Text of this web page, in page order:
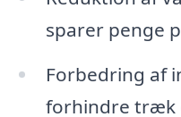
sparer penge
Forbedring af
forhindre træk